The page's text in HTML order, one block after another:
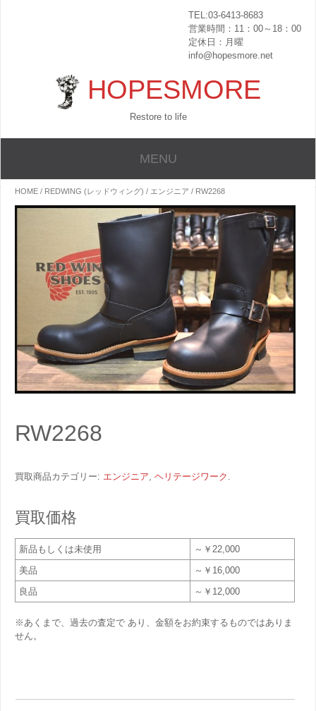
TEL:03-6413-8683
営業時間：11：00～18：00
定休日：月曜
info@hopesmore.net
HOPESMORE
Restore to life
MENU
HOME / REDWING (レッドウィング) / エンジニア / RW2268
RW2268
買取商品カテゴリー: エンジニア, ヘリテージワーク .
買取価格
新品もしくは未使用
～￥22,000
美品
～￥16,000
良品
～￥12,000
※あくまで、過去の査定で あり、金額をお約束するものではありま
せん。